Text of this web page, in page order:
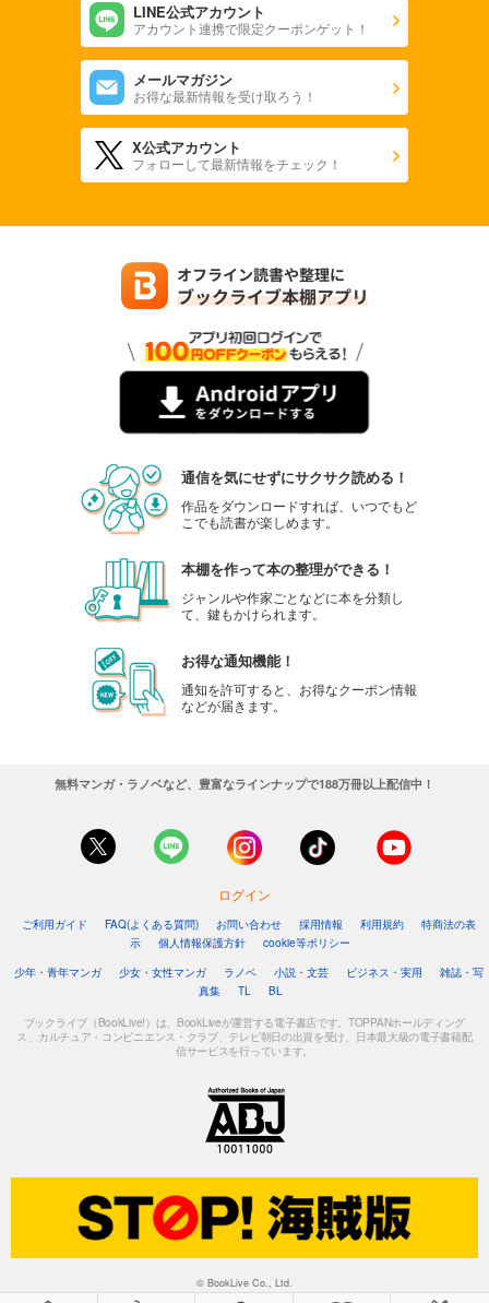
LINE公式アカウント
アカウント連携で限定クーポンゲット！
メールマガジン
お得な最新情報を受け取ろう！
X公式アカウント
フォローして最新情報をチェック！
通信を気にせずにサクサク読める！
作品をダウンロードすれば、いつでもど
こでも読書が楽しめます。
本棚を作って本の整理ができる！
ジャンルや作家ごとなどに本を分類し
て、鍵もかけられます。
お得な通知機能！
通知を許可すると、お得なクーポン情報
などが届きます。
無料マンガ・ラノベなど、豊富なラインナップで188万冊以上配信中！
ログイン
ご利用ガイド FAQ(よくある質問) お問い合わせ 採用情報 利用規約
特商法の表
示
個人情報保護方針
cookie等ポリシー
少年・青年マンガ
少女・女性マンガ ラノベ 小説・文芸 ビジネス・実用
雑誌・写
真集
TL BL
ブックライブ（BookLive!）は、BookLiveが運営する電子書店です。TOPPANホールディング
ス、カルチュア・コンビニエンス・クラブ、テレビ朝日の出資を受け、日本最大級の電子書籍配
信サービスを行っています。
© BookLive Co., Ltd.